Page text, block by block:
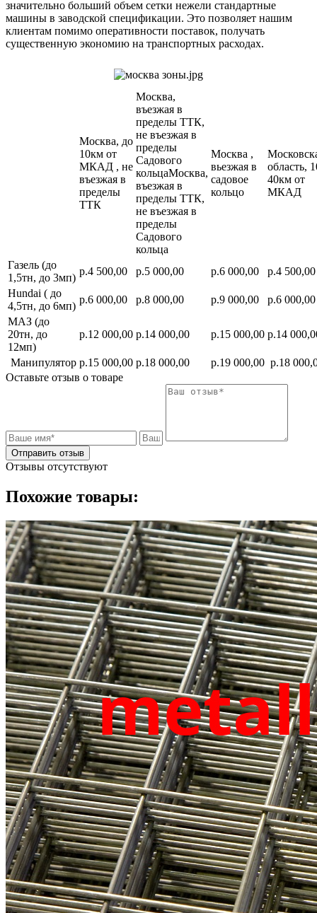
значительно больший объем сетки нежели стандартные
машины в заводской спецификации. Это позволяет нашим
клиентам помимо оперативности поставок, получать
существенную экономию на транспортных расходах.
Москва, до
10км от
МКАД , не
въезжая в
пределы
ТТК
Москва,
въезжая в
пределы ТТК,
не въезжая в
пределы
Садового
кольцаМосква,
въезжая в
пределы ТТК,
не въезжая в
пределы
Садового
кольца
Москва ,
вьезжая в
садовое
кольцо
область,
40км от
МКАД
Газель (до
1,5тн, до 3мп)
р.4 500,00 р.5 000,00 р.6 000,00
р.4 500,00
Hundai ( до
4,5тн, до 6мп)
р.6 000,00 р.8 000,00 р.9 000,00
р.6 000,00
МАЗ (до
20тн, до
12мп)
р.12 000,00 р.14 000,00 р.15 000,00 р.14
Манипулятор р.15 000,00 р.18 000,00 р.19 000,00 р.18
Оставьте отзыв о товаре
Отправить отзыв
Отзывы отсутствуют
Похожие товары: